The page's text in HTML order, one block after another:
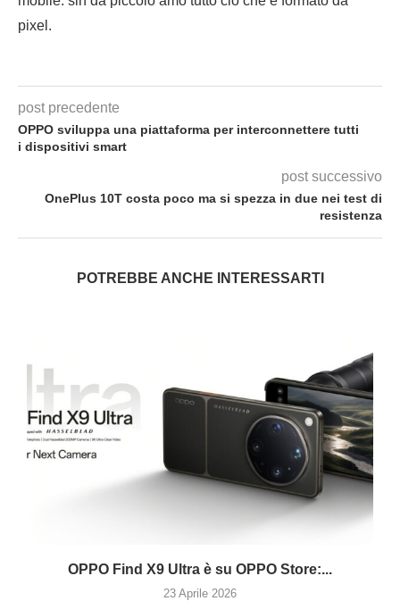
pixel.
post precedente
OPPO sviluppa una piattaforma per interconnettere tutti
i dispositivi smart
post successivo
OnePlus 10T costa poco ma si spezza in due nei test di
resistenza
POTREBBE ANCHE INTERESSARTI
OPPO Find X9 Ultra è su OPPO Store:...
23 Aprile 2026